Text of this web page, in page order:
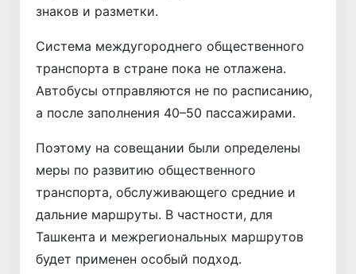
знаков и разметки.
Система междугороднего общественного
транспорта в стране пока не отлажена.
Автобусы отправляются не по расписанию,
а после заполнения 40–50 пассажирами.
Поэтому на совещании были определены
меры по развитию общественного
транспорта, обслуживающего средние и
дальние маршруты. В частности, для
Ташкента и межрегиональных маршрутов
будет применен особый подход.